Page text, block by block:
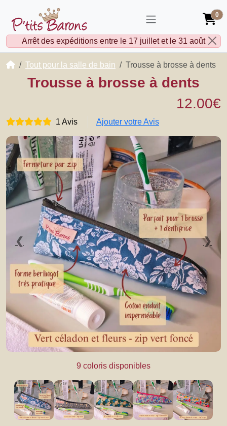
0
Arrêt des expéditions entre le 17 juillet et le 31 août
Accueil
Tout pour la salle de bain Trousse à brosse à dents
Trousse à brosse à dents
12.00€
1 Avis Ajouter votre Avis
❮ ❯
9 coloris disponibles
❮ ❯